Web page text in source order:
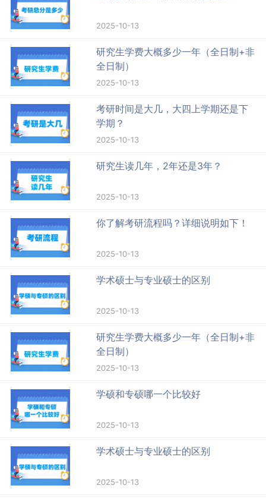
2025-10-13
研究生学费大概多少一年（全日制+非
全日制）
2025-10-13
考研时间是大几，大四上学期还是下
学期？
2025-10-13
研究生读几年，2年还是3年？
2025-10-13
你了解考研流程吗？详细说明如下！
2025-10-13
学术硕士与专业硕士的区别
2025-10-13
研究生学费大概多少一年（全日制+非
全日制）
2025-10-13
学硕和专硕哪一个比较好
2025-10-13
学术硕士与专业硕士的区别
2025-10-13